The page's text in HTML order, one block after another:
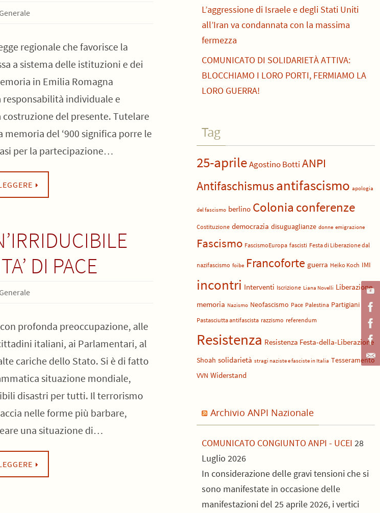
Generale
regionale che favorisce la
a sistema delle istituzioni e dei
in Emilia Romagna
responsabilità individuale e
del presente. Tutelare
memoria del ‘900 significa porre le
per la partecipazione…
DI PACE
Generale
profonda preoccupazione, alle
italiani, ai Parlamentari, al
cariche dello Stato. Si è di fatto
situazione mondiale,
disastri per tutti. Il terrorismo
nelle forme più barbare,
una situazione di…
L’aggressione di Israele e degli Stati Uniti
all’Iran va condannata con la massima
fermezza
COMUNICATO DI SOLIDARIETÀ ATTIVA:
BLOCCHIAMO I LORO PORTI, FERMIAMO LA
LORO GUERRA!
Tag
25-aprileAgostino Botti ANPI
Antifaschismusantifascismo apologia
del fascismo berlino Colonia conferenze
Costituzione democrazia disuguaglianze donne emigrazione
Fascismo FascismoEuropa fascisti Festa di Liberazione dal
nazifascismo foibe Francoforte guerra Heiko Koch IMI
incontri Interventi Iscrizione Liana Novelli Liberazione
memoria Nazismo Neofascismo Pace Palestina Partigiani
Pastasciutta antifascista razzismo referendum
Resistenza Resistenza Festa-della-Liberazione
Shoah solidarietà stragi naziste e fasciste in Italia Tesseramento
VVN Widerstand
Archivio ANPI Nazionale
COMUNICATO CONGIUNTO ANPI - UCEI 28
Luglio 2026
In considerazione delle gravi tensioni che si
sono manifestate in occasione delle
manifestazioni del 25 aprile 2026, i vertici